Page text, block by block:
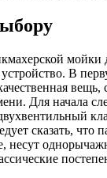
мойки
В
вещь,
Для начала
сказать, что
несут